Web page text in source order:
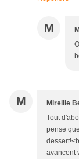
M
M Mireille
Tout
pense
avancent